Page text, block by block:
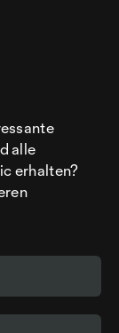
alle
erhalten?